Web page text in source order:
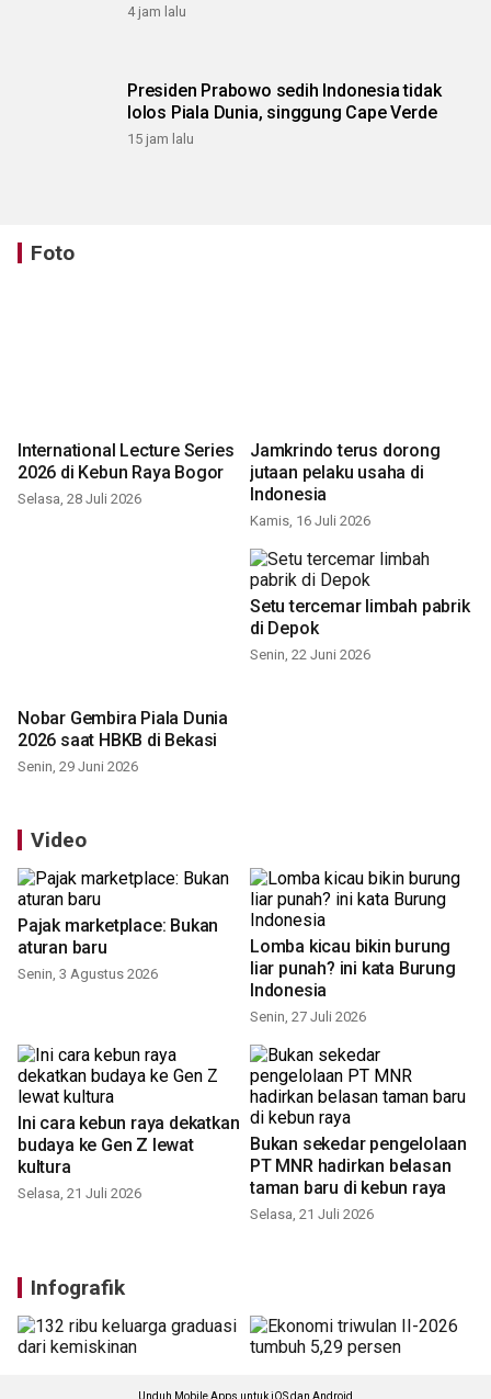
4 jam lalu
Presiden Prabowo sedih Indonesia tidak
lolos Piala Dunia, singgung Cape Verde
15 jam lalu
Foto
International Lecture Series
2026 di Kebun Raya Bogor
Selasa, 28 Juli 2026
Jamkrindo terus dorong
jutaan pelaku usaha di
Indonesia
Kamis, 16 Juli 2026
Nobar Gembira Piala Dunia
2026 saat HBKB di Bekasi
Senin, 29 Juni 2026
Setu tercemar limbah pabrik
di Depok
Senin, 22 Juni 2026
Video
Pajak marketplace: Bukan
aturan baru
Senin, 3 Agustus 2026
Lomba kicau bikin burung
liar punah? ini kata Burung
Indonesia
Senin, 27 Juli 2026
Ini cara kebun raya dekatkan
budaya ke Gen Z lewat
kultura
Selasa, 21 Juli 2026
Bukan sekedar pengelolaan
PT MNR hadirkan belasan
taman baru di kebun raya
Selasa, 21 Juli 2026
Infografik
Unduh Mobile Apps untuk iOS dan Android